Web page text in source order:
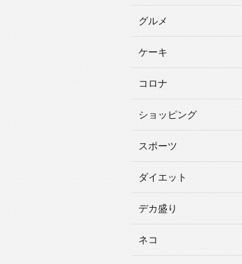
グルメ
ケーキ
コロナ
ショッピング
スポーツ
ダイエット
デカ盛り
ネコ